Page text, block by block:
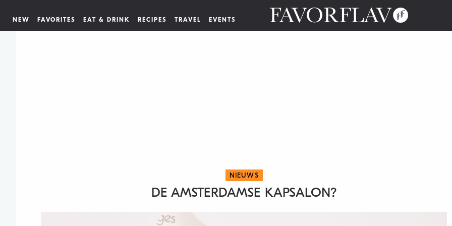
NEW FAVORITES EAT & DRINK RECIPES TRAVEL EVENTS
NIEUWS
DE AMSTERDAMSE KAPSALON?